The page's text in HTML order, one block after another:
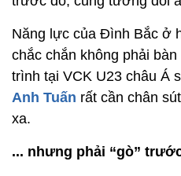
Năng lực của Đình Bắc ở
chắc chắn không phải
trình tại VCK U23 châu Á
Anh Tuấn rất cần chân
xa.
... nhưng phải “gò”